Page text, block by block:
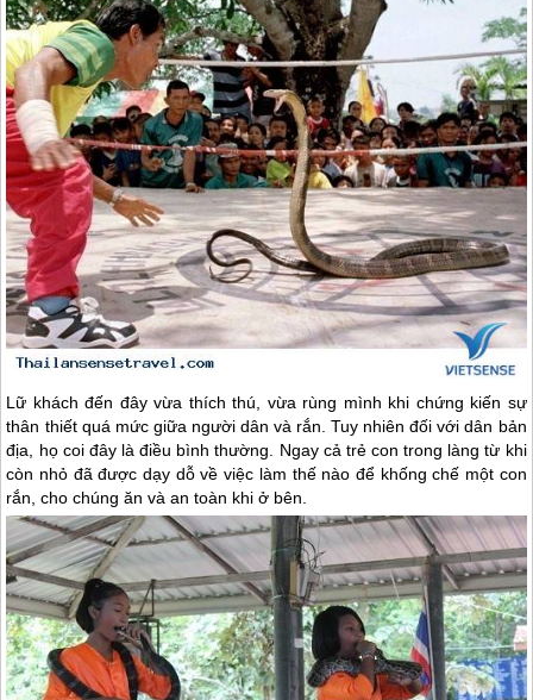
Lữ khách đến đây vừa thích thú, vừa rùng mình khi chứng kiến sự
thân thiết quá mức giữa người dân và rắn. Tuy nhiên đối với dân bản
địa, họ coi đây là điều bình thường. Ngay cả trẻ con trong làng từ khi
còn nhỏ đã được dạy dỗ về việc làm thế nào để khống chế một con
rắn, cho chúng ăn và an toàn khi ở bên.